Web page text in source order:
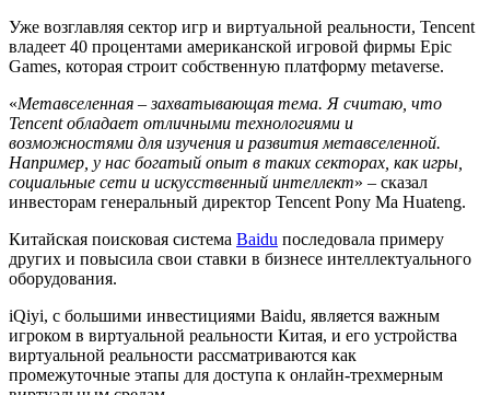
Уже возглавляя сектор игр и виртуальной реальности, Tencent
владеет 40 процентами американской игровой фирмы Epic
Games, которая строит собственную платформу metaverse.
«Метавселенная – захватывающая тема. Я считаю, что
Tencent обладает отличными технологиями и
возможностями для изучения и развития метавселенной.
Например, у нас богатый опыт в таких секторах, как игры,
социальные сети и искусственный интеллект» – сказал
инвесторам генеральный директор Tencent Pony Ma Huateng.
Китайская поисковая система Baidu последовала примеру
других и повысила свои ставки в бизнесе интеллектуального
оборудования.
iQiyi, с большими инвестициями Baidu, является важным
игроком в виртуальной реальности Китая, и его устройства
виртуальной реальности рассматриваются как
промежуточные этапы для доступа к онлайн-трехмерным